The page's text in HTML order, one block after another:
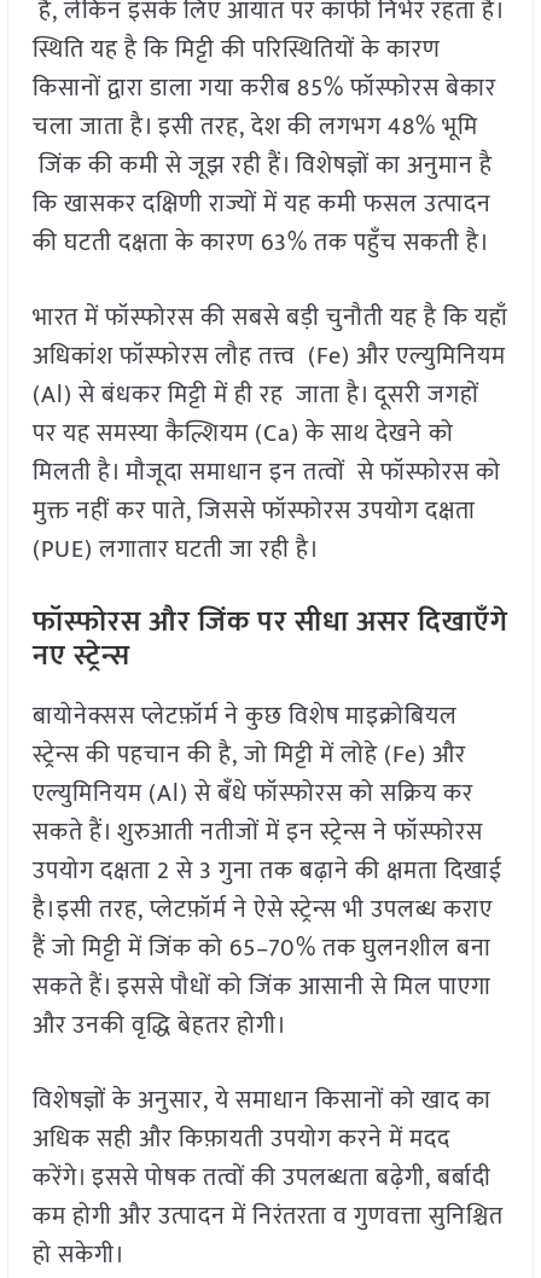
है, लेकिन इसके लिए आयात पर काफी निर्भर रहता है।
स्थिति यह है कि मिट्टी की परिस्थितियों के कारण
किसानों द्वारा डाला गया करीब 85% फॉस्फोरस बेकार
चला जाता है। इसी तरह, देश की लगभग 48% भूमि
जिंक की कमी से जूझ रही हैं। विशेषज्ञों का अनुमान है
कि खासकर दक्षिणी राज्यों में यह कमी फसल उत्पादन
की घटती दक्षता के कारण 63% तक पहुँच सकती है।
भारत में फॉस्फोरस की सबसे बड़ी चुनौती यह है कि यहाँ
अधिकांश फॉस्फोरस लौह तत्त्व (Fe) और एल्युमिनियम
(Al) से बंधकर मिट्टी में ही रह जाता है। दूसरी जगहों
पर यह समस्या कैल्शियम (Ca) के साथ देखने को
मिलती है। मौजूदा समाधान इन तत्वों से फॉस्फोरस को
मुक्त नहीं कर पाते, जिससे फॉस्फोरस उपयोग दक्षता
(PUE) लगातार घटती जा रही है।
फॉस्फोरस और जिंक पर सीधा असर दिखाएँगे
नए स्ट्रेन्स
बायोनेक्सस प्लेटफ़ॉर्म ने कुछ विशेष माइक्रोबियल
स्ट्रेन्स की पहचान की है, जो मिट्टी में लोहे (Fe) और
एल्युमिनियम (Al) से बँधे फॉस्फोरस को सक्रिय कर
सकते हैं। शुरुआती नतीजों में इन स्ट्रेन्स ने फॉस्फोरस
उपयोग दक्षता 2 से 3 गुना तक बढ़ाने की क्षमता दिखाई
है।इसी तरह, प्लेटफ़ॉर्म ने ऐसे स्ट्रेन्स भी उपलब्ध कराए
हैं जो मिट्टी में जिंक को 65–70% तक घुलनशील बना
सकते हैं। इससे पौधों को जिंक आसानी से मिल पाएगा
और उनकी वृद्धि बेहतर होगी।
विशेषज्ञों के अनुसार, ये समाधान किसानों को खाद का
अधिक सही और किफ़ायती उपयोग करने में मदद
करेंगे। इससे पोषक तत्वों की उपलब्धता बढ़ेगी, बर्बादी
कम होगी और उत्पादन में निरंतरता व गुणवत्ता सुनिश्चित
हो सकेगी।